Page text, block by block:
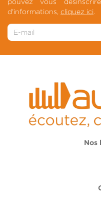
pouvez vous
d'informations, cliquez ici.
Nos